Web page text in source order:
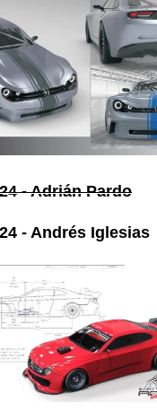
- Adrián Pardo
- Andrés Iglesias